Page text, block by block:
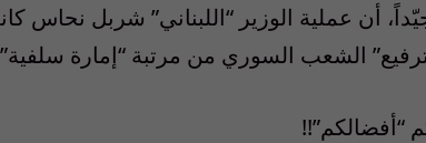
أن عملية الوزير “اللبناني” شربل نحاس
الشعب السوري من مرتبة “إمارة